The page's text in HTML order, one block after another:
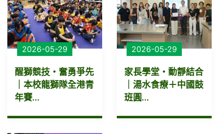
2026-05-29
醒獅競技・奮勇爭先
｜本校龍獅隊全港青
年賽...
2026-05-29
家長學堂・動靜結合
｜湯水食療＋中國鼓
班圓...